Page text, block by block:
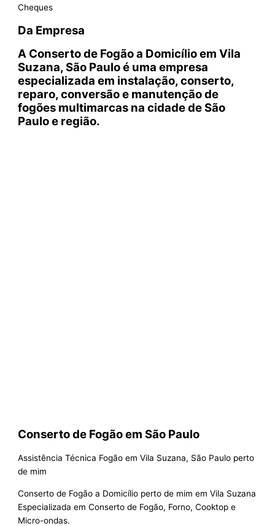
Cheques
Da Empresa
A Conserto de Fogão a Domicílio em Vila
Suzana, São Paulo é uma empresa
especializada em instalação, conserto,
reparo, conversão e manutenção de
fogões multimarcas na cidade de São
Paulo e região.
Conserto de Fogão em São Paulo
Assistência Técnica Fogão em Vila Suzana, São Paulo perto
de mim
Conserto de Fogão a Domicílio perto de mim em Vila Suzana
Especializada em Conserto de Fogão, Forno, Cooktop e
Micro-ondas.